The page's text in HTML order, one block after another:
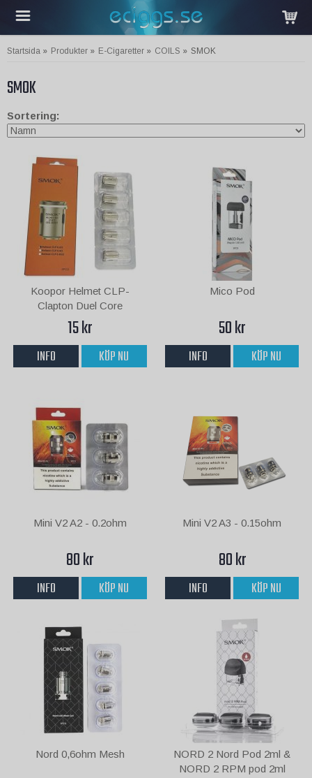
Startsida » Produkter » E-Cigaretter » COILS » SMOK
SMOK
Sortering:
Koopor Helmet CLP-
Clapton Duel Core
15 kr
INFO KÖP NU
Mico Pod
50 kr
INFO KÖP NU
Mini V2 A2 - 0.2ohm
80 kr
INFO KÖP NU
Mini V2 A3 - 0.15ohm
80 kr
INFO KÖP NU
Nord 0,6ohm Mesh
NORD 2 Nord Pod 2ml &
NORD 2 RPM pod 2ml